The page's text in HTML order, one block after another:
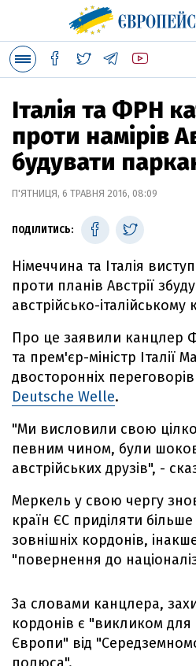
Італія та ФРН
проти намірів
будувати
П'ЯТНИЦЯ, 6 ТРАВНЯ 2016, 08:09
ПОДІЛИТИСЬ:
Німеччина та Італія
проти планів Австрії
австрійсько-італійському
Про це заявили канцлер
та прем'єр-міністр Італії
двосторонніх
Deutsche Welle.
"Ми висловили свою
певним чином, були
австрійських друзів", -
Меркель у свою чергу
країн ЄС приділяти
зовнішніх кордонів,
"повернення до
За словами канцлера,
кордонів є "викликом для
Європи" від